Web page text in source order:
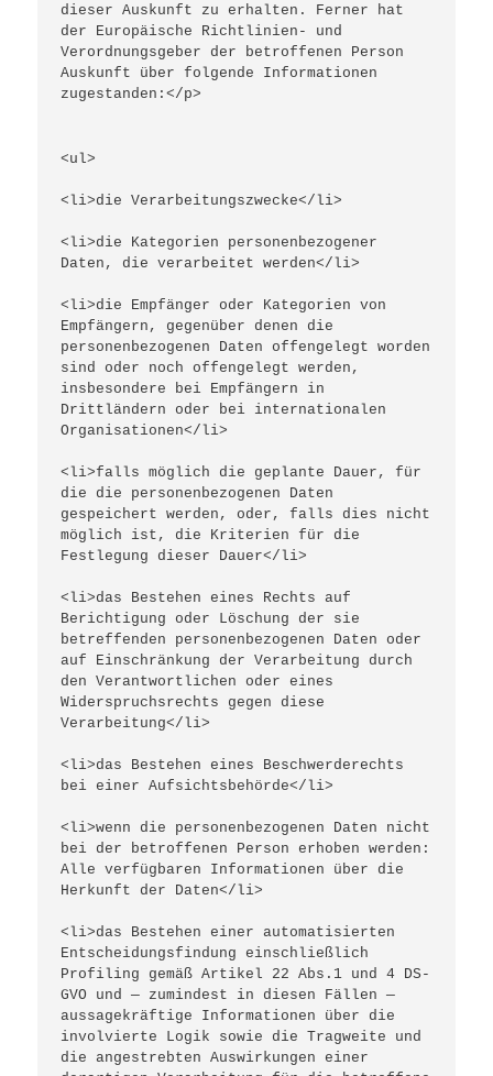
dieser Auskunft zu erhalten. Ferner hat
der Europäische Richtlinien- und
Verordnungsgeber der betroffenen Person
Auskunft über folgende Informationen
zugestanden:</p>
<ul>
<li>die Verarbeitungszwecke</li>
<li>die Kategorien personenbezogener
Daten, die verarbeitet werden</li>
<li>die Empfänger oder Kategorien von
Empfängern, gegenüber denen die
personenbezogenen Daten offengelegt worden
sind oder noch offengelegt werden,
insbesondere bei Empfängern in
Drittländern oder bei internationalen
Organisationen</li>
<li>falls möglich die geplante Dauer, für
die die personenbezogenen Daten
gespeichert werden, oder, falls dies nicht
möglich ist, die Kriterien für die
Festlegung dieser Dauer</li>
<li>das Bestehen eines Rechts auf
Berichtigung oder Löschung der sie
betreffenden personenbezogenen Daten oder
auf Einschränkung der Verarbeitung durch
den Verantwortlichen oder eines
Widerspruchsrechts gegen diese
Verarbeitung</li>
<li>das Bestehen eines Beschwerderechts
bei einer Aufsichtsbehörde</li>
<li>wenn die personenbezogenen Daten nicht
bei der betroffenen Person erhoben werden:
Alle verfügbaren Informationen über die
Herkunft der Daten</li>
<li>das Bestehen einer automatisierten
Entscheidungsfindung einschließlich
Profiling gemäß Artikel 22 Abs.1 und 4 DS-
GVO und — zumindest in diesen Fällen —
aussagekräftige Informationen über die
involvierte Logik sowie die Tragweite und
die angestrebten Auswirkungen einer